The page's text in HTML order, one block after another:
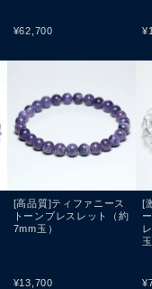
¥62,700
[高品質]ティファニース
トーンブレスレット（約
7mm玉）
¥13,700
¥
[
¥